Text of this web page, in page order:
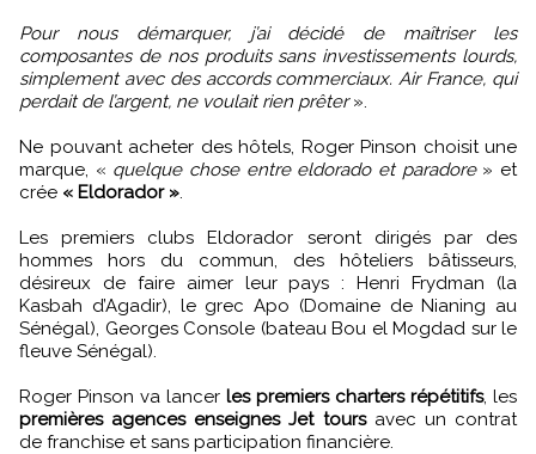
Pour nous démarquer, j’ai décidé de maîtriser les
composantes de nos produits sans investissements lourds,
simplement avec des accords commerciaux. Air France, qui
perdait de l’argent, ne voulait rien prêter».
Ne pouvant acheter des hôtels, Roger Pinson choisit une
marque, « quelque chose entre eldorado et paradore» et
crée « Eldorador ».
Les premiers clubs Eldorador seront dirigés par des
hommes hors du commun, des hôteliers bâtisseurs,
désireux de faire aimer leur pays : Henri Frydman (la
Kasbah d’Agadir), le grec Apo (Domaine de Nianing au
Sénégal), Georges Console (bateau Bou el Mogdad sur le
fleuve Sénégal).
Roger Pinson va lancer les premiers charters répétitifs, les
premières agences enseignes Jet toursavec un contrat
de franchise et sans participation financière.